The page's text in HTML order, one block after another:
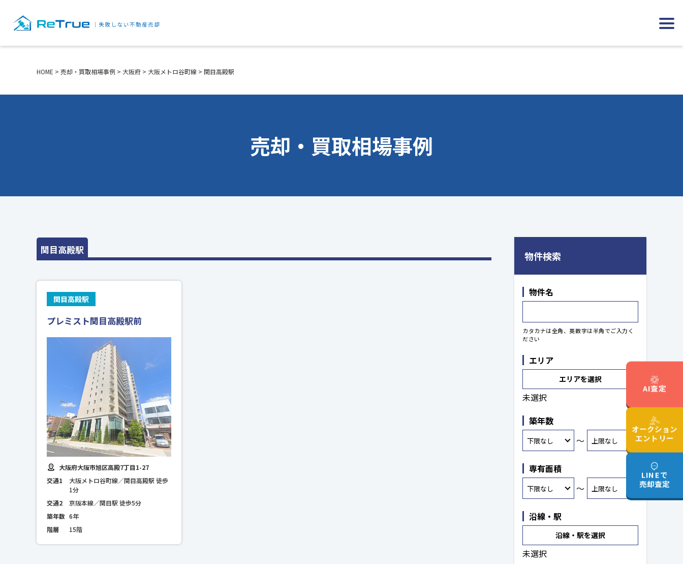
HOME > 売却・買取相場事例 > 大阪府 > 大阪メトロ谷町線 > 関目高殿駅
売却・買取相場事例
関目高殿駅
関目高殿駅
プレミスト関目高殿駅前
大阪府大阪市旭区高殿7丁目1-27
交通1
大阪メトロ谷町線／関目高殿駅 徒歩
1分
交通2
京阪本線／関目駅 徒歩5分
築年数 6年
階層
15階
物件検索
物件名
カタカナは全角、英数字は半角でご入力く
ださい
エリア
エリアを選択
未選択
築年数
～
専有面積
～
沿線・駅
沿線・駅を選択
未選択
AI査定
オークション
エントリー
LINEで
売却査定